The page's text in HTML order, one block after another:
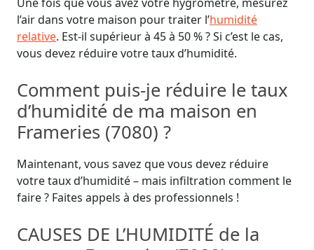
l’air dans votre maison pour traiter l’humidité
relative. Est-il supérieur à 45 à 50 % ? Si c’est le cas,
vous devez réduire votre taux d’humidité.
Comment puis-je réduire le taux
d’humidité de ma maison en
Frameries (7080) ?
Maintenant, vous savez que vous devez réduire
votre taux d’humidité – mais infiltration comment le
faire ? Faites appels à des professionnels !
CAUSES DE L’HUMIDITÉ de la